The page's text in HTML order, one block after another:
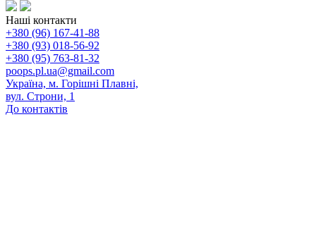
Наші контакти
+380 (96) 167-41-88
+380 (93) 018-56-92
+380 (95) 763-81-32
poops.pl.ua@gmail.com
Україна, м. Горішні Плавні,
вул. Строни, 1
До контактів